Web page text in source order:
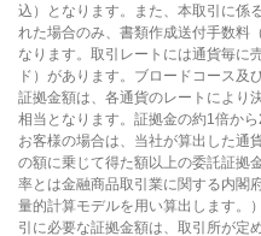
込）となります。また、本取引に係
れた場合のみ、書類作成送付手数料
なります。取引レートには通貨毎に
ド）があります。ブロードコース及
証拠金額は、各通貨のレートにより
相当となります。証拠金の約1倍か
お客様の場合は、当社が算出した通
の額に乗じて得た額以上の委託証拠
率とは金融商品取引業に関する内閣
量的計算モデルを用い算出します。
引に必要な証拠金額は、取引所が定